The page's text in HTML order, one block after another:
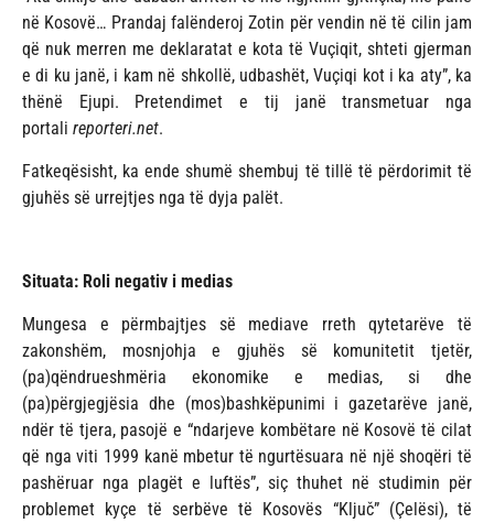
në Kosovë… Prandaj falënderoj Zotin për vendin në të cilin jam
që nuk merren me deklaratat e kota të Vuçiqit, shteti gjerman
e di ku janë, i kam në shkollë, udbashët, Vuçiqi kot i ka aty”, ka
thënë Ejupi. Pretendimet e tij janë transmetuar nga
portali reporteri.net.
Fatkeqësisht, ka ende shumë shembuj të tillë të përdorimit të
gjuhës së urrejtjes nga të dyja palët.
Situata: Roli negativ i medias
Mungesa e përmbajtjes së mediave rreth qytetarëve të
zakonshëm, mosnjohja e gjuhës së komunitetit tjetër,
(pa)qëndrueshmëria ekonomike e medias, si dhe
(pa)përgjegjësia dhe (mos)bashkëpunimi i gazetarëve janë,
ndër të tjera, pasojë e “ndarjeve kombëtare në Kosovë të cilat
që nga viti 1999 kanë mbetur të ngurtësuara në një shoqëri të
pashëruar nga plagët e luftës”, siç thuhet në studimin për
problemet kyçe të serbëve të Kosovës “Ključ” (Çelësi), të